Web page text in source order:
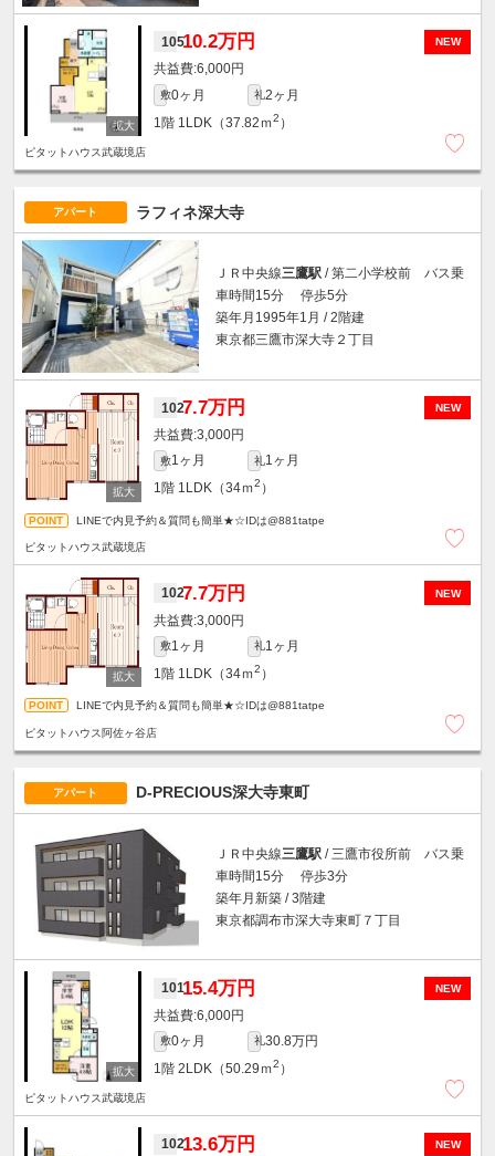
NEW
10510.2万円
6,000円
敷0ヶ月 礼2ヶ月
1階 1LDK（37.82ｍ2 ）
ピタットハウス武蔵境店
アパート ラフィネ深大寺
ＪＲ中央線三鷹駅 / 第二小学校前 バス乗
車時間15分 停歩5分
築年月1995年1月 / 2階建
東京都三鷹市深大寺２丁目
NEW
1027.7万円
3,000円
敷1ヶ月 礼1ヶ月
1階 1LDK（34ｍ2 ）
LINEで内見予約＆質問も簡単★☆IDは@881tatpe
ピタットハウス武蔵境店
NEW
1027.7万円
3,000円
敷1ヶ月 礼1ヶ月
1階 1LDK（34ｍ2 ）
LINEで内見予約＆質問も簡単★☆IDは@881tatpe
ピタットハウス阿佐ヶ谷店
アパート D-PRECIOUS深大寺東町
ＪＲ中央線三鷹駅 / 三鷹市役所前 バス乗
車時間15分 停歩3分
築年月新築 / 3階建
東京都調布市深大寺東町７丁目
NEW
10115.4万円
6,000円
敷0ヶ月 礼30.8万円
1階 2LDK（50.29ｍ2 ）
ピタットハウス武蔵境店
NEW
10213.6万円